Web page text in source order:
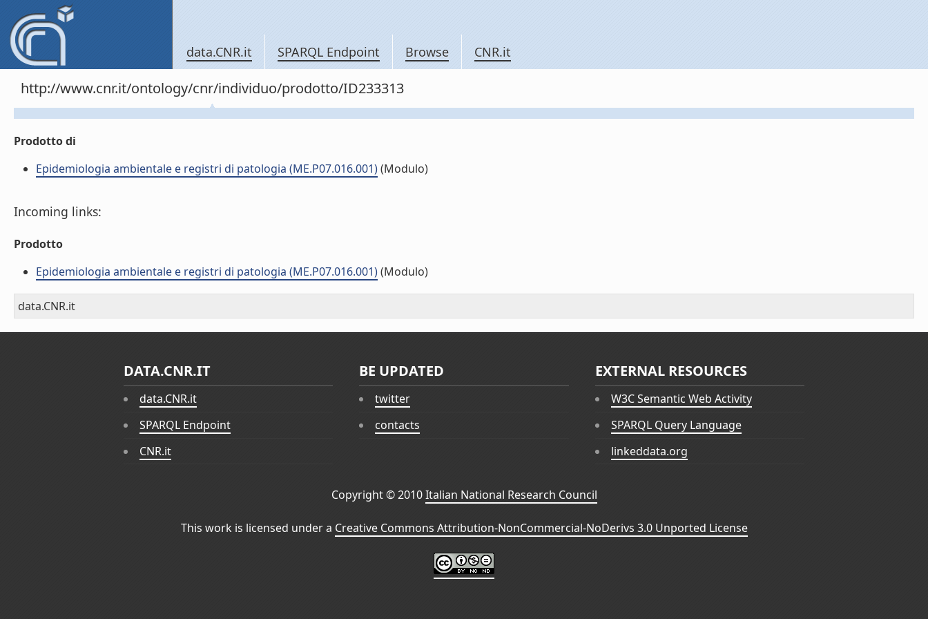
data.CNR.it SPARQL Endpoint Browse CNR.it
http://www.cnr.it/ontology/cnr/individuo/prodotto/ID233313
Prodotto di
Epidemiologia ambientale e registri di patologia (ME.P07.016.001)(Modulo)
Incoming links:
Prodotto
Epidemiologia ambientale e registri di patologia (ME.P07.016.001)(Modulo)
data.CNR.it
DATA.CNR.IT
data.CNR.it
SPARQL Endpoint
CNR.it
BE UPDATED
twitter
contacts
EXTERNAL RESOURCES
W3C Semantic Web Activity
SPARQL Query Language
linkeddata.org
Copyright © 2010Italian National Research Council
This work is licensed under a Creative Commons Attribution-NonCommercial-NoDerivs 3.0 Unported License